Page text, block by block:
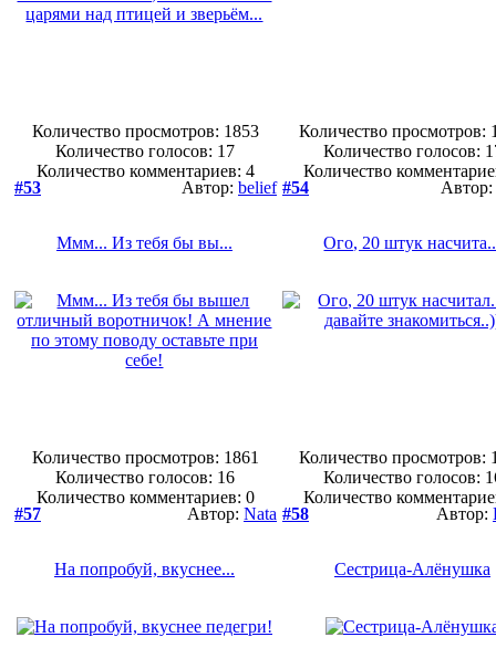
Количество просмотров: 1853
Количество голосов: 17
Количество комментариев: 4
Количество просмотров:
Количество голосов:
Количество
#53
Автор: belief
Ммм... Из тебя бы вы...
Количество просмотров: 1861
Количество голосов: 16
Количество комментариев: 0
#54 Автор:
Ого, 20 штук
Количество просмотров:
Количество голосов:
Количество
#57
Автор: Nata
На попробуй, вкуснее...
#58 Автор:
Сестрица-Алёнушка